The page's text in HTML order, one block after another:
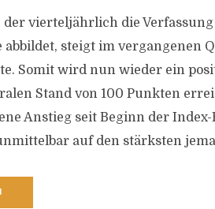
der vierteljährlich die
steigt im vergangenen
Somit wird nun wieder ein
Stand von 100 Punkten
Anstieg seit Beginn der
auf den stärksten